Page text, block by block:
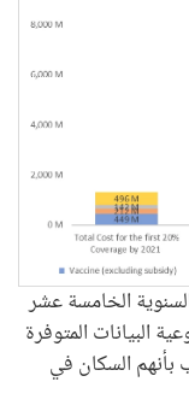
البيانات المتوفرة
بأنهم السكان في